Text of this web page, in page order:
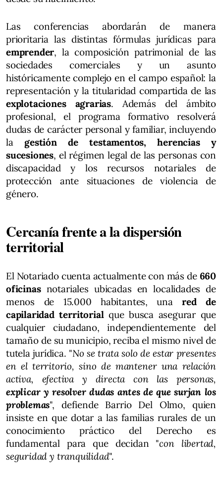
Las conferencias abordarán de manera
prioritaria las distintas fórmulas jurídicas para
emprender, la composición patrimonial de las
sociedades comerciales y un asunto
históricamente complejo en el campo español: la
representación y la titularidad compartida de las
explotaciones agrarias. Además del ámbito
profesional, el programa formativo resolverá
dudas de carácter personal y familiar, incluyendo
la gestión de testamentos, herencias y
sucesiones, el régimen legal de las personas con
discapacidad y los recursos notariales de
protección ante situaciones de violencia de
género.
Cercanía frente a la dispersión
territorial
El Notariado cuenta actualmente con más de 660
oficinasnotariales ubicadas en localidades de
menos de 15.000 habitantes, unared de
capilaridad territorialque busca asegurar que
cualquier ciudadano, independientemente del
tamaño de su municipio, reciba el mismo nivel de
tutela jurídica. "No se trata solo de estar presentes
en el territorio, sino de mantener una relación
activa, efectiva y directa con las personas,
explicar y resolver dudas antes de que surjan los
problemas", defiende Barrio Del Olmo, quien
insiste en que dotar a las familias rurales de un
conocimiento práctico del Derecho es
fundamental para que decidan "con libertad,
seguridad y tranquilidad".